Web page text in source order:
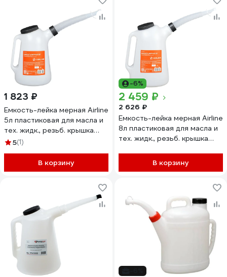
1 823 ₽
Емкость-лейка мерная Airline
5л пластиковая для масла и
тех. жидк., резьб. крышка
APFL005
5(1)
В корзину
-6%
2 459 ₽
2 626 ₽
Емкость-лейка мерная Airline
8л пластиковая для масла и
тех. жидк., резьб. крышка
В корзину